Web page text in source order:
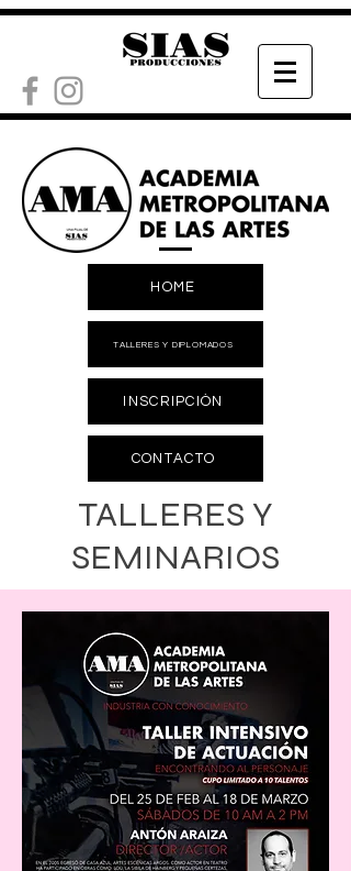
HOME
TALLERES Y DIPLOMADOS
INSCRIPCIÓN
CONTACTO
TALLERES Y
SEMINARIOS